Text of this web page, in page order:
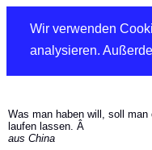
Wir verwenden
analysieren.
Was man haben will, soll man
laufen lassen. Â
aus China